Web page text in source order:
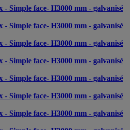
- Simple face- H3000 mm - galvanisé
- Simple face- H3000 mm - galvanisé
- Simple face- H3000 mm - galvanisé
- Simple face- H3000 mm - galvanisé
- Simple face- H3000 mm - galvanisé
- Simple face- H3000 mm - galvanisé
- Simple face- H3000 mm - galvanisé